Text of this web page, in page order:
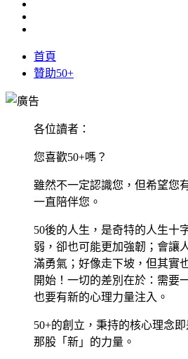
首頁
贊助50+
各位讀者：
您喜歡50+嗎？
雖然不一定認識您，但希望您
一直陪伴您。
50後的人生，是奇特的人生十
弱，卻也可能更加強韌；會讓
滿勇氣；好像走下坡，但其實
開始！一切的差別在於：需要
也要有新的心理力量注入。
50+的創立，秉持的核心理念
那股「新」的力量。